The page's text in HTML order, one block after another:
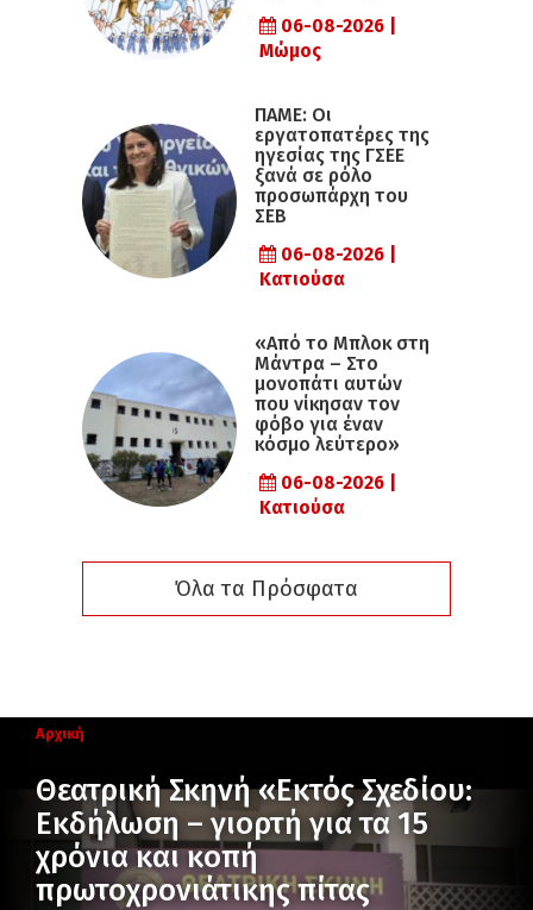
06-08-2026 |
Μώμος
ΠΑΜΕ: Οι
εργατοπατέρες της
ηγεσίας της ΓΣΕΕ
ξανά σε ρόλο
προσωπάρχη του
ΣΕΒ
06-08-2026 |
Κατιούσα
«Από το Μπλοκ στη
Μάντρα – Στο
μονοπάτι αυτών
που νίκησαν τον
φόβο για έναν
κόσμο λεύτερο»
06-08-2026 |
Κατιούσα
Όλα τα Πρόσφατα
Αρχική
Θεατρική Σκηνή «Εκτός Σχεδίου:
Εκδήλωση – γιορτή για τα 15
χρόνια και κοπή
πρωτοχρονιάτικης πίτας